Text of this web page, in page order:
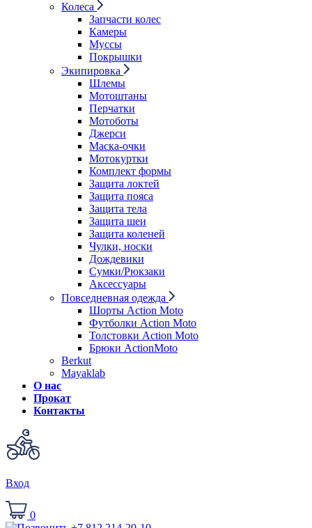
Колеса
Запчасти колес
Камеры
Муссы
Покрышки
Экипировка
Шлемы
Мотоштаны
Перчатки
Мотоботы
Джерси
Маска-очки
Мотокуртки
Комплект формы
Защита локтей
Защита пояса
Защита тела
Защита шеи
Защита коленей
Чулки, носки
Дождевики
Сумки/Рюкзаки
Аксессуары
Повседневная одежда
Шорты Action Moto
Футболки Action Moto
Толстовки Action Moto
Брюки ActionMoto
Berkut
Mayaklab
О нас
Прокат
Контакты
Вход
0